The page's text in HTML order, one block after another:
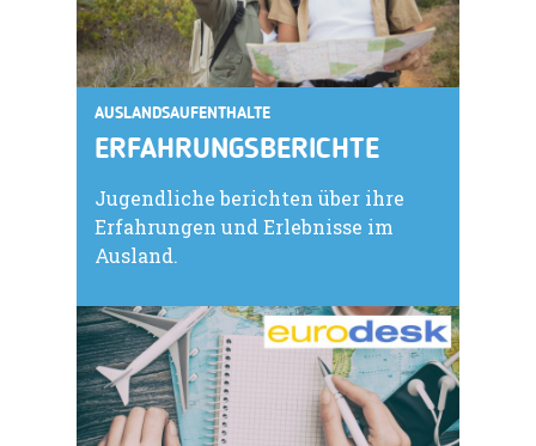
AUSLANDSAUFENTHALTE
ERFAHRUNGSBERICHTE
Jugendliche berichten über ihre
Erfahrungen und Erlebnisse im
Ausland.